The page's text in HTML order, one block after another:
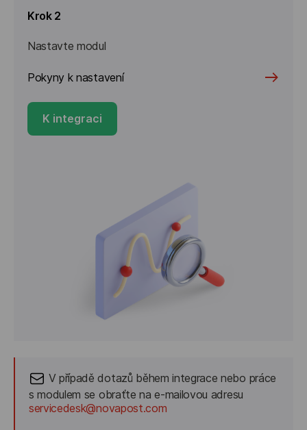
Krok 2
Nastavte modul
Pokyny k nastavení
K integraci
V případě dotazů během integrace nebo práce
s modulem se obraťte na e-mailovou adresu
servicedesk@novapost.com